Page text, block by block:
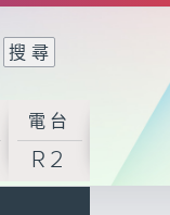
電台
R2